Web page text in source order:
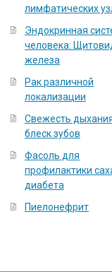
лимфатических
Эндокринная
человека:
железа
Рак различной
локализации
Свежесть
блеск зубов
Фасоль для
профилактики
диабета
Пиелонефрит